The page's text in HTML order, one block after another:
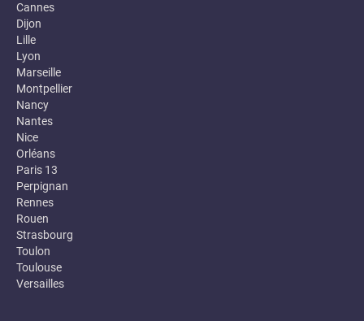
Cannes
Dijon
Lille
Lyon
Marseille
Montpellier
Nancy
Nantes
Nice
Orléans
Paris 13
Perpignan
Rennes
Rouen
Strasbourg
Toulon
Toulouse
Versailles